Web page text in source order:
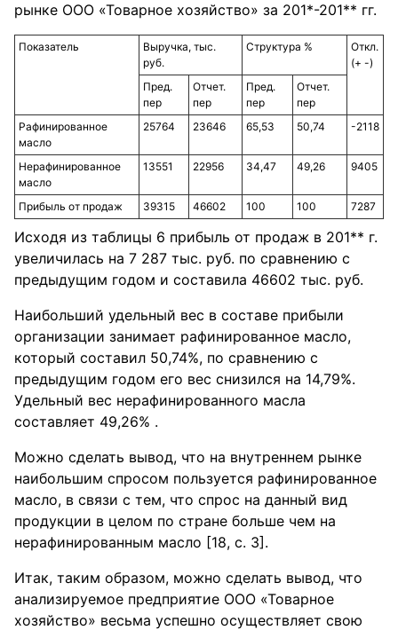
рынке ООО «Товарное хозяйство» за 201*-201** гг.
Показатель
Выручка, тыс.
руб.
Структура %
Откл.
(+ -)
Пред.
пер
Отчет.
пер
Пред.
пер
Отчет.
пер
Рафинированное
масло
25764 23646 65,53 50,74 -2118
Нерафинированное
масло
13551 22956 34,47 49,26 9405
Прибыль от продаж 39315 46602 100 100 7287
Исходя из таблицы 6 прибыль от продаж в 201** г.
увеличилась на 7 287 тыс. руб. по сравнению с
предыдущим годом и составила 46602 тыс. руб.
Наибольший удельный вес в составе прибыли
организации занимает рафинированное масло,
который составил 50,74%, по сравнению с
предыдущим годом его вес снизился на 14,79%.
Удельный вес нерафинированного масла
составляет 49,26% .
Можно сделать вывод, что на внутреннем рынке
наибольшим спросом пользуется рафинированное
масло, в связи с тем, что спрос на данный вид
продукции в целом по стране больше чем на
нерафинированным масло [18, с. 3].
Итак, таким образом, можно сделать вывод, что
анализируемое предприятие ООО «Товарное
хозяйство» весьма успешно осуществляет свою